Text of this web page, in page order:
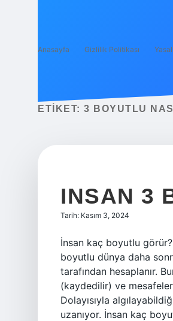
Anasayfa Gizlilik Politikası
ETIKET: 3 BOYUTLU
INSAN 3
Tarih: Kasım 3, 2024
İnsan kaç boyutlu
boyutlu dünya daha
tarafından hesaplanır.
(kaydedilir) ve
Dolayısıyla
uzanıyor. İnsan kaç